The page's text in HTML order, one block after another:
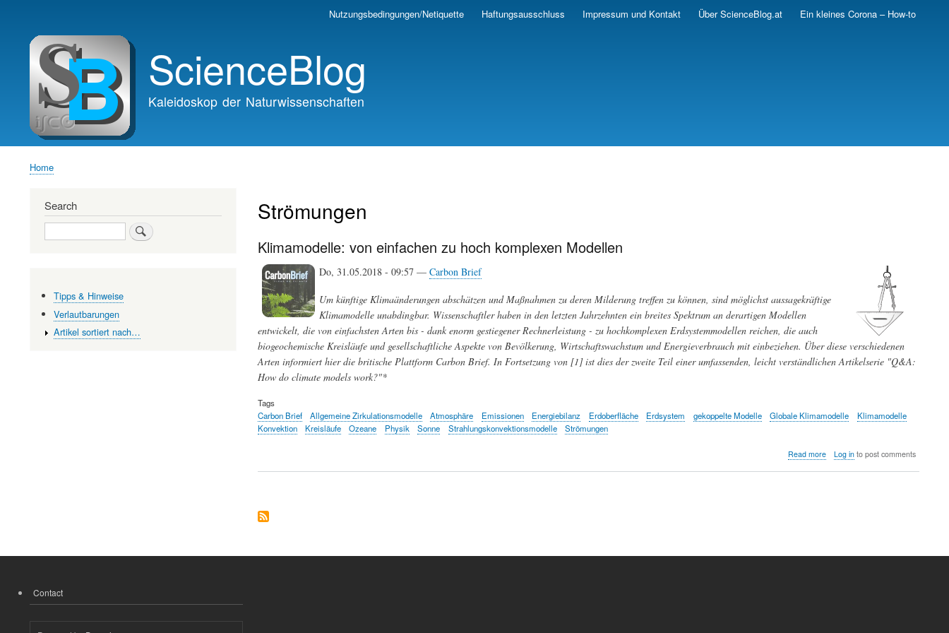
Skip
navigation
Nutzungsbedingungen/Netiquette Haftungsausschluss Impressum und Kontakt Über ScienceBlog.at Ein kleines Corona – How-to
ScienceBlog
Kaleidoskop der Naturwissenschaften
Home
Strömungen
Klimamodelle: von einfachen zu hoch komplexen Modellen
Do, 31.05.2018 - 09:57 — Carbon Brief
Um künftige Klimaänderungen abschätzen und Maßnahmen zu deren Milderung treffen zu können, sind möglichst aussagekräftige
Klimamodelle unabdingbar. Wissenschaftler haben in den letzten Jahrzehnten ein breites Spektrum an derartigen Modellen
entwickelt, die von einfachsten Arten bis - dank enorm gestiegener Rechnerleistung - zu hochkomplexen Erdsystemmodellen reichen, die auch
biogeochemische Kreisläufe und gesellschaftliche Aspekte von Bevölkerung, Wirtschaftswachstum und Energieverbrauch mit einbeziehen. Über diese verschiedenen
Arten informiert hier die britische Plattform Carbon Brief. In Fortsetzung von [1] ist dies der zweite Teil einer umfassenden, leicht verständlichen Artikelserie "Q&A:
How do climate models work?"*
Tags
Carbon Brief
Allgemeine Zirkulationsmodelle Atmosphäre Emissionen Energiebilanz Erdoberfläche Erdsystem gekoppelte Modelle Globale Klimamodelle
Klimamodelle
Konvektion
Kreisläufe Ozeane Physik Sonne Strahlungskonvektionsmodelle Strömungen
Read moreabout
Log into post comments
Search
Search
Tipps & Hinweise
Verlautbarungen
Artikel sortiert nach…
FOOTER
Contact